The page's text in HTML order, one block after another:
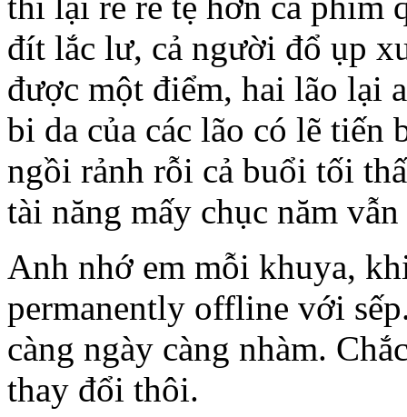
đít lắc lư, cả người đổ ụp
được một điểm, hai lão lại
bi da của các lão có lẽ tiến
ngồi rảnh rỗi cả buổi tối
tài năng mấy chục năm
Anh nhớ em mỗi khuya,
permanently offline với
càng ngày càng nhàm.
thay đổi thôi.